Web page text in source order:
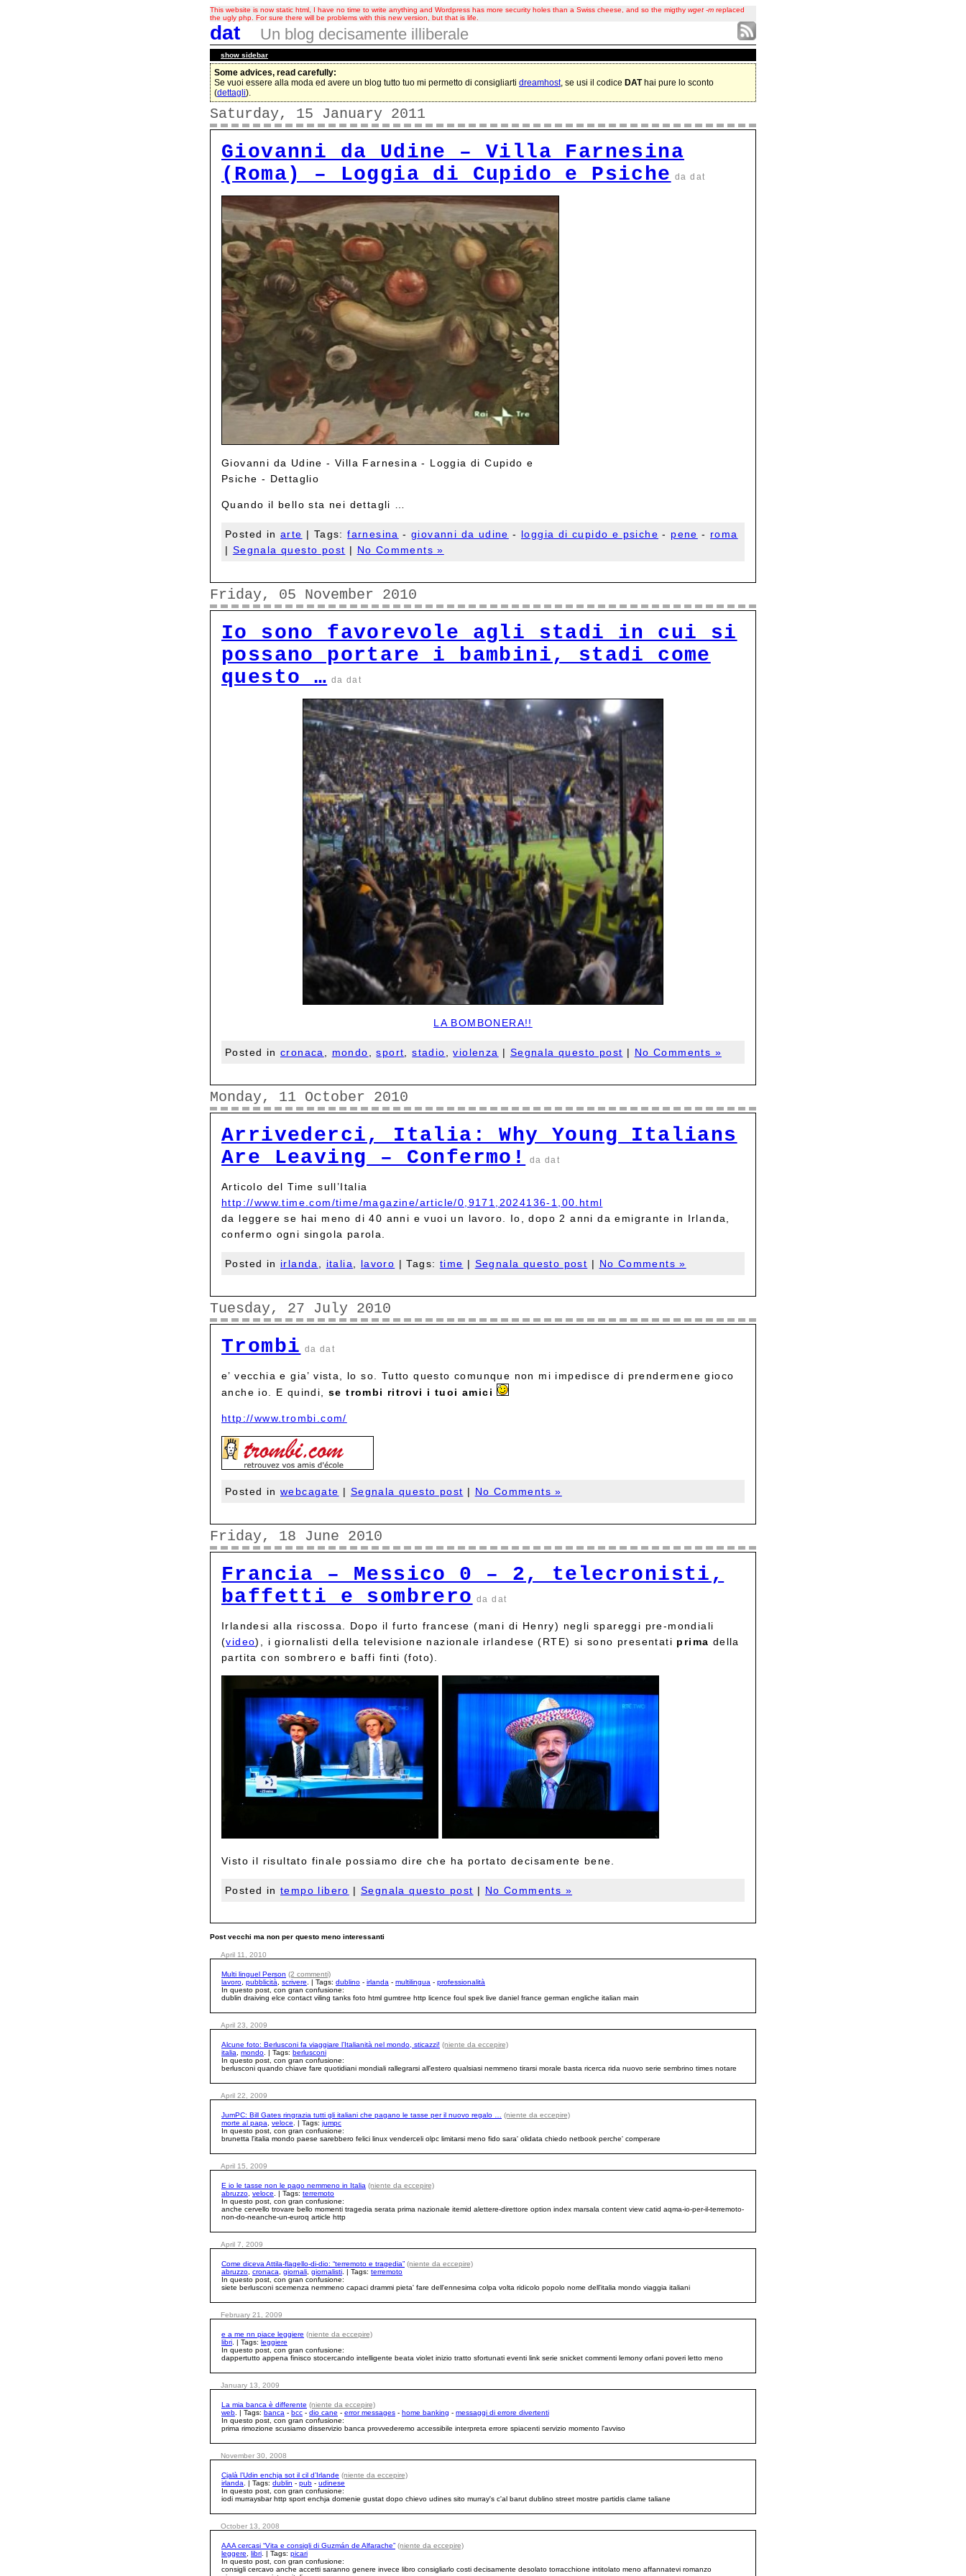
This website is now static html, I have no time to write anything and Wordpress has more security holes than a Swiss cheese, and so the migthy wget -m replaced
the ugly php. For sure there will be problems with this new version, but that is life.
dat Un blog decisamente illiberale
show sidebar
Some advices, read carefully:
Se vuoi essere alla moda ed avere un blog tutto tuo mi permetto di consigliarti dreamhost, se usi il codice DAThai pure lo sconto
(dettagli).
Saturday, 15 January 2011
Giovanni da Udine – Villa Farnesina
(Roma) – Loggia di Cupido e Psiche
da dat
Giovanni da Udine - Villa Farnesina - Loggia di Cupido e
Psiche - Dettaglio
Quando il bello sta nei dettagli …
Posted inarte | Tags:farnesina -giovanni da udine - loggia di cupido e psiche - pene - roma
| Segnala questo post | No Comments »
Friday, 05 November 2010
Io sono favorevole agli stadi in cui si
possano portare i bambini, stadi come
questo … da dat
LA BOMBONERA!!
Posted incronaca mondo ,sport ,stadio ,violenza | Segnala questo post | No Comments »
Monday, 11 October 2010
Arrivederci, Italia: Why Young Italians
Are Leaving – Confermo!
da dat
Articolo del Time sull’Italia
http://www.time.com/time/magazine/article/0,9171,2024136-1,00.html
da leggere se hai meno di 40 anni e vuoi un lavoro. Io, dopo 2 anni da emigrante in Irlanda,
confermo ogni singola parola.
Posted in irlanda italia lavoro | Tags: time | Segnala questo post | No Comments »
Tuesday, 27 July 2010
Trombi da dat
e’ vecchia e gia’ vista, lo so. Tutto questo comunque non mi impedisce di prendermene gioco
anche io. E quindi, se trombi ritrovi i tuoi amici
http://www.trombi.com/
Posted inwebcagate | Segnala questo post | No Comments »
Friday, 18 June 2010
Francia – Messico 0 – 2, telecronisti,
baffetti e sombrero
da dat
Irlandesi alla riscossa. Dopo il furto francese (mani di Henry) negli spareggi pre-mondiali
(video), i giornalisti della televisione nazionale irlandese (RTE) si sono presentati prima della
partita con sombrero e baffi finti (foto).
Visto il risultato finale possiamo dire che ha portato decisamente bene.
Posted intempo libero |Segnala questo post | No Comments »
Post vecchi ma non per questo meno interessanti
April 11, 2010
Multi linguel Person (2 commenti)
lavoro pubblicità scrivere . | Tags: dublino - irlanda - multilingua - professionalità
In questo post, con gran confusione:
dublin draiving elce contact viling tanks foto html gumtree http licence foul spek live daniel france german engliche italian main
April 23, 2009
Alcune foto: Berlusconi fa viaggiare l’Italianità nel mondo, sticazzi! (niente da eccepire)
italia
mondo . | Tags: berlusconi
In questo post, con gran confusione:
berlusconi quando chiave fare quotidiani mondiali rallegrarsi all'estero qualsiasi nemmeno tirarsi morale basta ricerca rida nuovo serie sembrino times notare
April 22, 2009
JumPC: Bill Gates ringrazia tutti gli italiani che pagano le tasse per il nuovo regalo …
(niente da eccepire)
morte al papa
veloce . | Tags: jumpc
In questo post, con gran confusione:
brunetta l'italia mondo paese sarebbero felici linux venderceli olpc limitarsi meno fido sara' olidata chiedo netbook perche' comperare
April 15, 2009
E io le tasse non le pago nemmeno in Italia (niente da eccepire)
abruzzo veloce . | Tags: terremoto
In questo post, con gran confusione:
anche cervello trovare bello momenti tragedia serata prima nazionale itemid alettere-direttore option index marsala content view catid aqma-io-per-il-terremoto-
non-do-neanche-un-euroq article http
April 7, 2009
Come diceva Attila-flagello-di-dio: “terremoto e tragedia” (niente da eccepire)
abruzzo cronaca giornali giornalisti . | Tags: terremoto
In questo post, con gran confusione:
siete berlusconi scemenza nemmeno capaci drammi pieta' fare dell'ennesima colpa volta ridicolo popolo nome dell'italia mondo viaggia italiani
February 21, 2009
e a me nn piace leggiere (niente da eccepire)
libri . | Tags: leggiere
In questo post, con gran confusione:
dappertutto appena finisco stocercando intelligente beata violet inizio tratto sfortunati eventi link serie snicket commenti lemony orfani poveri letto meno
January 13, 2009
La mia banca è differente (niente da eccepire)
web . | Tags: banca - bcc - dio cane - error messages - home banking - messaggi di errore divertenti
In questo post, con gran confusione:
prima rimozione scusiamo disservizio banca provvederemo accessibile interpreta errore spiacenti servizio momento l'avviso
November 30, 2008
Cjalà l’Udin enchja sot il cil d’Irlande (niente da eccepire)
irlanda . | Tags: dublin - pub - udinese
In questo post, con gran confusione:
iodi murraysbar http sport enchja domenie gustat dopo chievo udines sito murray's c'al barut dublino street mostre partidis clame taliane
October 13, 2008
AAA cercasi “Vita e consigli di Guzmán de Alfarache” (niente da eccepire)
leggere
libri . | Tags: picari
In questo post, con gran confusione:
consigli cercavo anche accetti saranno genere invece libro consigliarlo costi decisamente desolato torracchione intitolato meno affannatevi romanzo